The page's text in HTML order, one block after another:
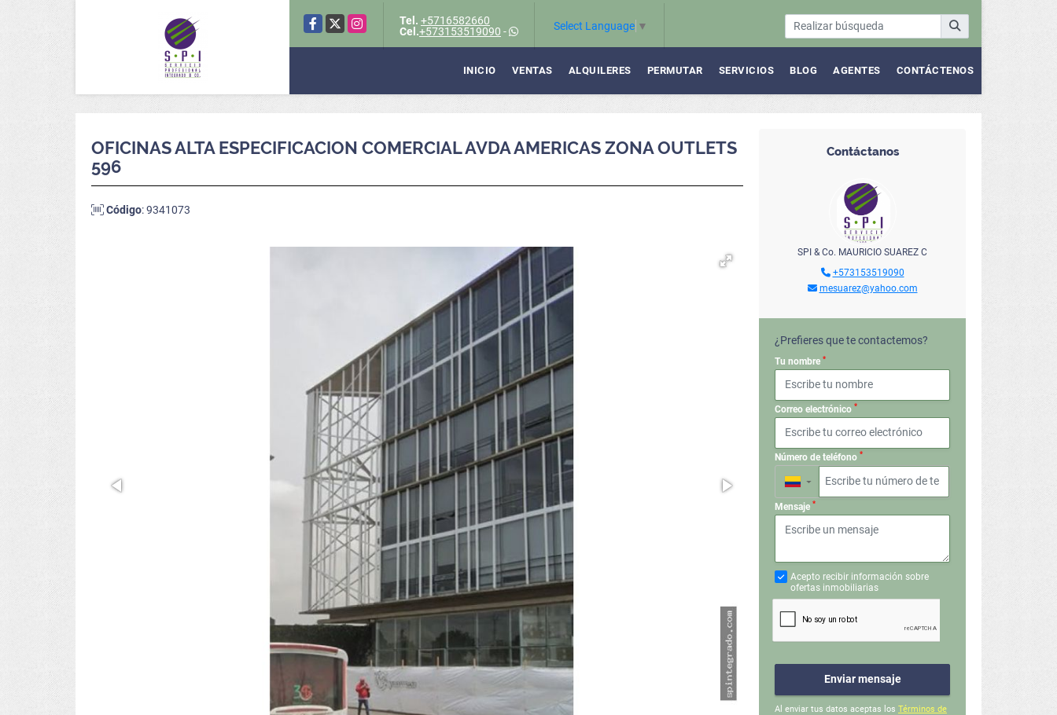
Facebook
X Instagram Tel. +5716582660
Cel.+573153519090 - Select Language ▼
INICIO VENTAS ALQUILERES PERMUTAR SERVICIOS BLOG AGENTES CONTÁCTENOS
OFICINAS ALTA ESPECIFICACION COMERCIAL AVDA AMERICAS ZONA OUTLETS
596
Código: 9341073
Contáctanos
SPI & Co. MAURICIO SUAREZ C
+573153519090
mesuarez@yahoo.com
¿Prefieres que te contactemos?
Tu nombre *
Correo electrónico *
Número de teléfono *
▼
Mensaje *
Acepto recibir información sobre
ofertas inmobiliarias
Enviar mensaje
Al enviar tus datos aceptas los Términos de